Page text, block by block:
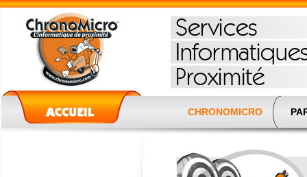
CHRONOMICRO